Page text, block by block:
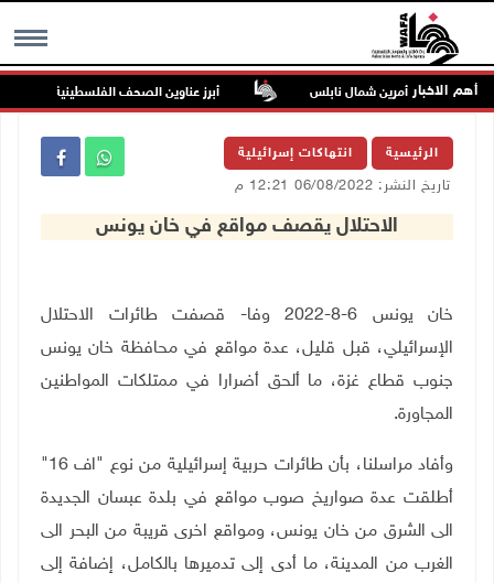
MENU أهم الاخبار
من بيت أمرين شمال نابلس أبرز عناوين الصحف الفلسطينية
الرئيسية انتهاكات إسرائيلية
تاريخ النشر: 06/08/2022 12:21 م
الاحتلال يقصف مواقع في خان يونس
خان يونس 6-8-2022 وفا- قصفت طائرات الاحتلال
الإسرائيلي، قبل قليل، عدة مواقع في محافظة خان يونس
جنوب قطاع غزة، ما ألحق أضرارا في ممتلكات المواطنين
المجاورة.
وأفاد مراسلنا، بأن طائرات حربية إسرائيلية من نوع "اف 16"
أطلقت عدة صواريخ صوب مواقع في بلدة عبسان الجديدة
الى الشرق من خان يونس، ومواقع اخرى قريبة من البحر الى
الغرب من المدينة، ما أدى إلى تدميرها بالكامل، إضافة إلى